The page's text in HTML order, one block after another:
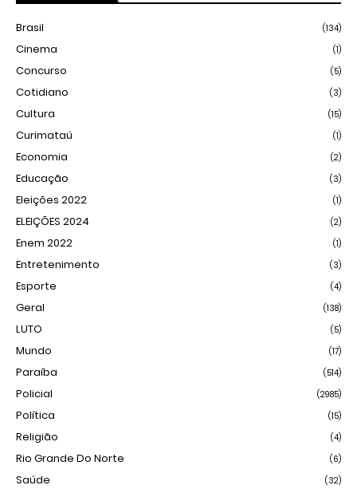
Brasil (134)
Cinema (1)
Concurso (5)
Cotidiano (3)
Cultura (15)
Curimataú (1)
Economia (2)
Educação (3)
Eleições 2022 (1)
ELEIÇÕES 2024 (2)
Enem 2022 (1)
Entretenimento (3)
Esporte (4)
Geral (138)
LUTO (5)
Mundo (17)
Paraíba (514)
Policial (2985)
Política (15)
Religião (4)
Rio Grande Do Norte (6)
Saúde (32)